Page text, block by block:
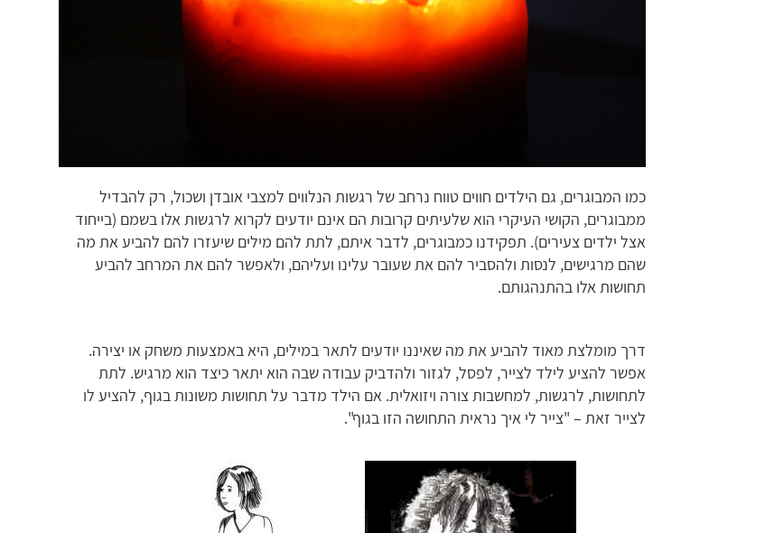
כמו המבוגרים, גם הילדים חווים טווח נרחב של רגשות הנלווים למצבי אובדן ושכול, רק להבדיל
ממבוגרים, הקושי העיקרי הוא שלעיתים קרובות הם אינם יודעים לקרוא לרגשות אלו בשמם (בייחוד
אצל ילדים צעירים). תפקידנו כמבוגרים, לדבר איתם, לתת להם מילים שיעזרו להם להביע את מה
שהם מרגישים, לנסות ולהסביר להם את שעובר עלינו ועליהם, ולאפשר להם את המרחב להביע
תחושות אלו בהתנהגותם.
דרך מומלצת מאוד להביע את מה שאיננו יודעים לתאר במילים, היא באמצעות משחק או יצירה.
אפשר להציע לילד לצייר, לפסל, לגזור ולהדביק עבודה שבה הוא יתאר כיצד הוא מרגיש. לתת
לתחושות, לרגשות, למחשבות צורה ויזואלית. אם הילד מדבר על תחושות משונות בגוף, להציע לו
לצייר זאת – "צייר לי איך נראית התחושה הזו בגוף".